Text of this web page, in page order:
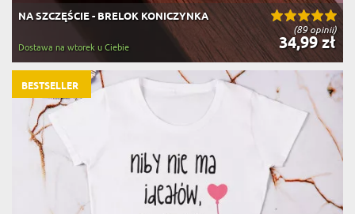
(89 opinii)
NA SZCZĘŚCIE - BRELOK KONICZYNKA
34,99 zł
Dostawa na wtorek u Ciebie
BESTSELLER